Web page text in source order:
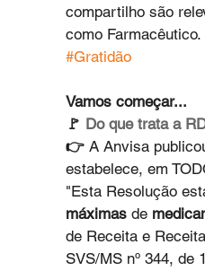
compartilho são
como Farmacêutico.
#Gratidão
Vamos começar...
🚩 Do que trata a
👉 A Anvisa
estabelece, em
"Esta Resolução
máximas de
de Receita e
SVS/MS nº 344, de